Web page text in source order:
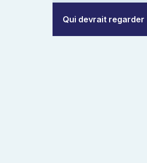
Qui devrait regarder